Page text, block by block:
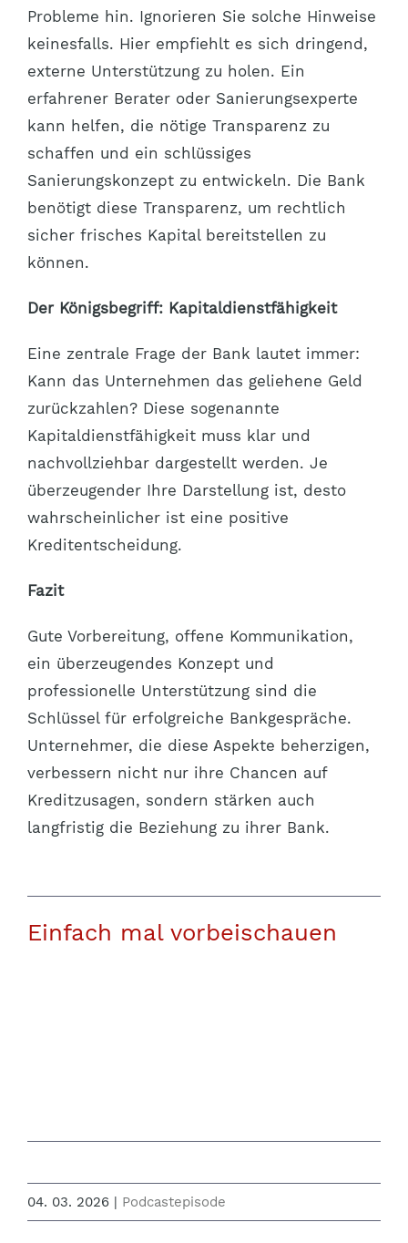
Probleme hin. Ignorieren Sie solche Hinweise
keinesfalls. Hier empfiehlt es sich dringend,
externe Unterstützung zu holen. Ein
erfahrener Berater oder Sanierungsexperte
kann helfen, die nötige Transparenz zu
schaffen und ein schlüssiges
Sanierungskonzept zu entwickeln. Die Bank
benötigt diese Transparenz, um rechtlich
sicher frisches Kapital bereitstellen zu
können.
Der Königsbegriff: Kapitaldienstfähigkeit
Eine zentrale Frage der Bank lautet immer:
Kann das Unternehmen das geliehene Geld
zurückzahlen? Diese sogenannte
Kapitaldienstfähigkeit muss klar und
nachvollziehbar dargestellt werden. Je
überzeugender Ihre Darstellung ist, desto
wahrscheinlicher ist eine positive
Kreditentscheidung.
Fazit
Gute Vorbereitung, offene Kommunikation,
ein überzeugendes Konzept und
professionelle Unterstützung sind die
Schlüssel für erfolgreiche Bankgespräche.
Unternehmer, die diese Aspekte beherzigen,
verbessern nicht nur ihre Chancen auf
Kreditzusagen, sondern stärken auch
langfristig die Beziehung zu ihrer Bank.
Einfach mal vorbeischauen
04. 03. 2026 | Podcastepisode